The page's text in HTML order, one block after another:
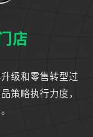
店
级和零售转型过
策略执行力度，